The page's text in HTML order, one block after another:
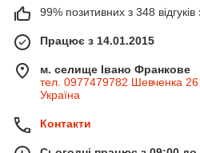
99% позитивних з 348 відгуків
Працює з 14.01.2015
м. селище Івано Франкове
тел. 0977479782 Шевченка
Україна
Контакти